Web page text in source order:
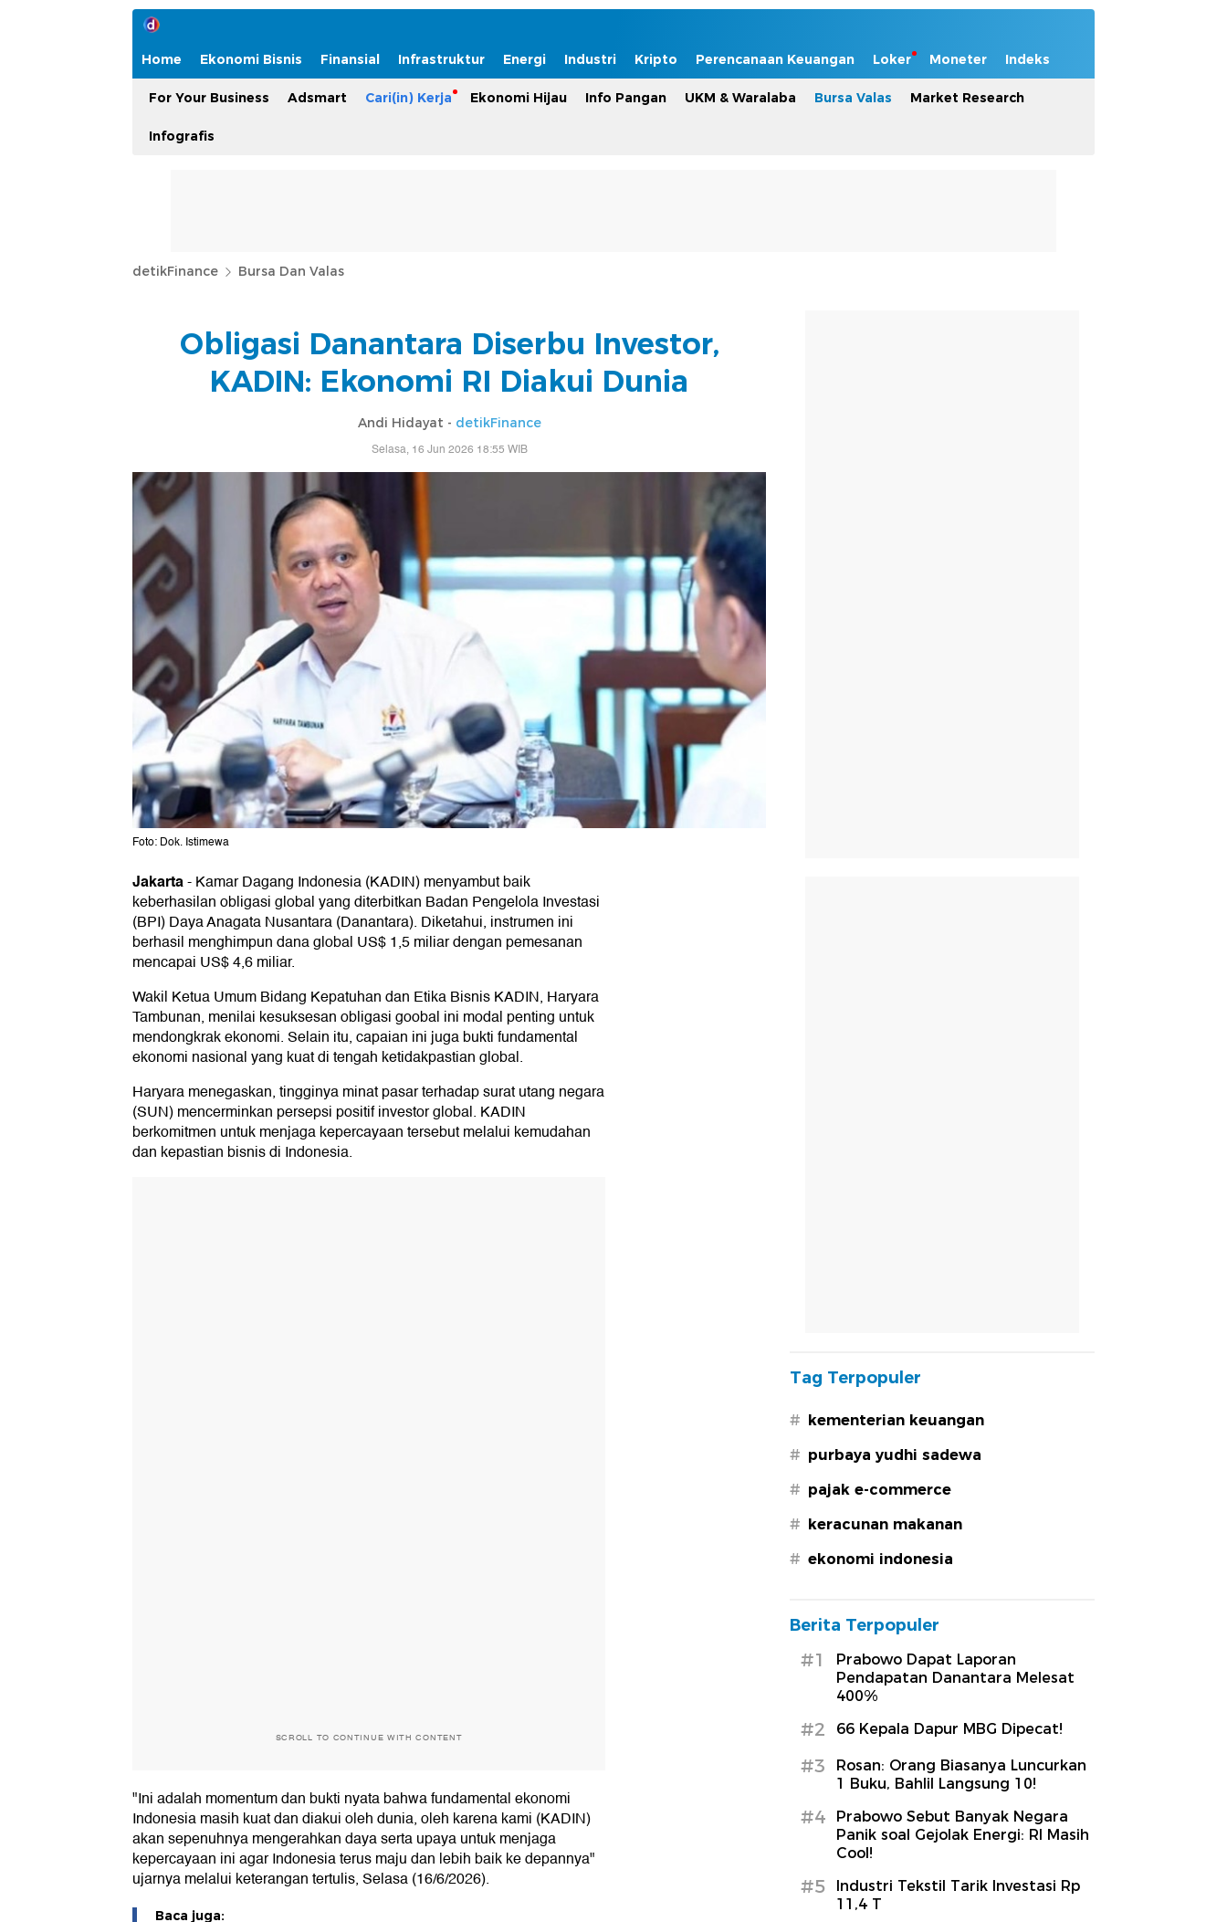
Home Ekonomi Bisnis Finansial Infrastruktur Energi Industri Kripto Perencanaan Keuangan Loker Moneter Indeks
For Your Business Adsmart Cari(in) Kerja Ekonomi Hijau Info Pangan UKM & Waralaba Bursa Valas Market Research
Infografis
detikFinance Bursa Dan Valas
Obligasi Danantara Diserbu Investor,
KADIN: Ekonomi RI Diakui Dunia
Andi Hidayat - detikFinance
Selasa, 16 Jun 2026 18:55 WIB
Foto: Dok. Istimewa
Jakarta-Kamar Dagang Indonesia (KADIN) menyambut baik
keberhasilan obligasi global yang diterbitkan Badan Pengelola Investasi
(BPI) Daya Anagata Nusantara (Danantara). Diketahui, instrumen ini
berhasil menghimpun dana global US$ 1,5 miliar dengan pemesanan
mencapai US$ 4,6 miliar.
Wakil Ketua Umum Bidang Kepatuhan dan Etika Bisnis KADIN, Haryara
Tambunan, menilai kesuksesan obligasi goobal ini modal penting untuk
mendongkrak ekonomi. Selain itu, capaian ini juga bukti fundamental
ekonomi nasional yang kuat di tengah ketidakpastian global.
Haryara menegaskan, tingginya minat pasar terhadap surat utang negara
(SUN) mencerminkan persepsi positif investor global. KADIN
berkomitmen untuk menjaga kepercayaan tersebut melalui kemudahan
dan kepastian bisnis di Indonesia.
SCROLL TO CONTINUE WITH CONTENT
"Ini adalah momentum dan bukti nyata bahwa fundamental ekonomi
Indonesia masih kuat dan diakui oleh dunia, oleh karena kami (KADIN)
akan sepenuhnya mengerahkan daya serta upaya untuk menjaga
kepercayaan ini agar Indonesia terus maju dan lebih baik ke depannya"
ujarnya melalui keterangan tertulis, Selasa (16/6/2026).
Baca juga:
Tag Terpopuler
# kementerian keuangan
# purbaya yudhi sadewa
# pajak e-commerce
# keracunan makanan
# ekonomi indonesia
Berita Terpopuler
#1
Prabowo Dapat Laporan
Pendapatan Danantara Melesat
400%
#2 66 Kepala Dapur MBG Dipecat!
#3
Rosan: Orang Biasanya Luncurkan
1 Buku, Bahlil Langsung 10!
#4
Prabowo Sebut Banyak Negara
Panik soal Gejolak Energi: RI Masih
Cool!
#5
Industri Tekstil Tarik Investasi Rp
11,4 T